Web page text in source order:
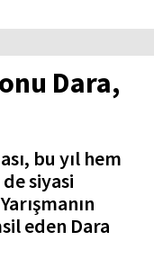
Dara,
bu yıl hem
siyasi
eden Dara